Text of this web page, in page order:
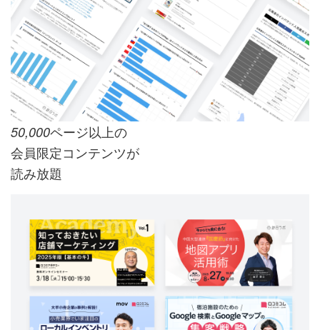
50,000ページ以上の
会員限定コンテンツが
読み放題